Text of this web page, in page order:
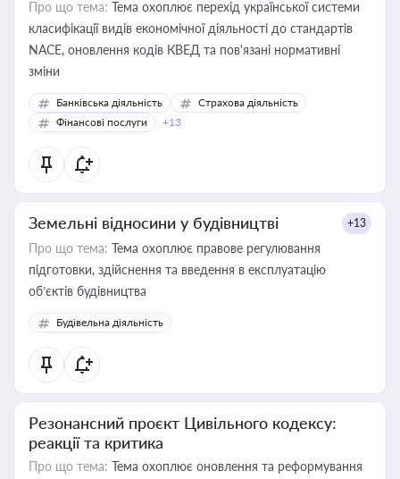
Про що тема: Тема охоплює перехід української системи
класифікації видів економічної діяльності до стандартів
NACE, оновлення кодів КВЕД та пов'язані нормативні
зміни
Банківська діяльність
Страхова діяльність
Фінансові послуги
+13
Земельні відносини у будівництві +13
Про що тема: Тема охоплює правове регулювання
підготовки, здійснення та введення в експлуатацію
об’єктів будівництва
Будівельна діяльність
Резонансний проєкт Цивільного кодексу:
реакції та критика
Про що тема: Тема охоплює оновлення та реформування